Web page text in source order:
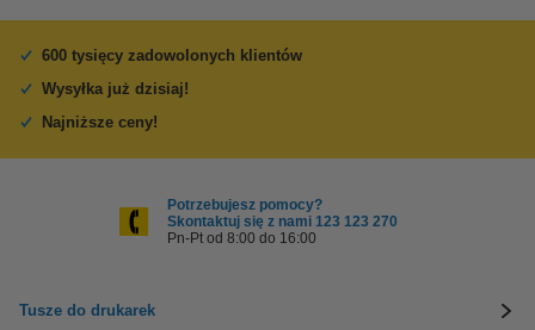
600 tysięcy zadowolonych klientów
Wysyłka już dzisiaj!
Najniższe ceny!
Potrzebujesz pomocy?
Skontaktuj się z nami 123 123 270
Pn-Pt od 8:00 do 16:00
Tusze do drukarek